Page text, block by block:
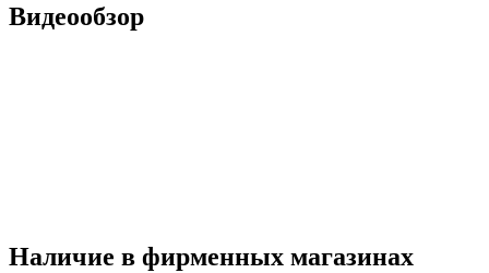
Видеообзор
Наличие в фирменных магазинах